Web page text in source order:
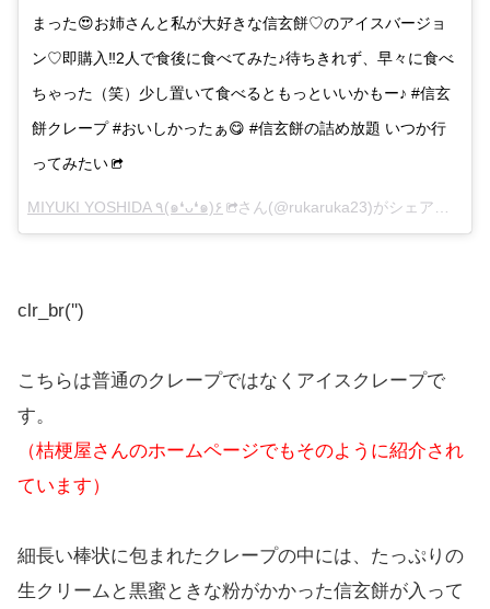
まった😍お姉さんと私が大好きな信玄餅♡のアイスバージョ
ン♡即購入‼️2人で食後に食べてみた♪待ちきれず、早々に食べ
ちゃった（笑）少し置いて食べるともっといいかもー♪ #信玄
餅クレープ #おいしかったぁ😋 #信玄餅の詰め放題 いつか行
ってみたい
MIYUKI YOSHIDA ٩(๑❛ᴗ❛๑)۶ さん(@rukaruka23)がシェアした投稿 –
clr_br('')
こちらは普通のクレープではなくアイスクレープで
す。
（桔梗屋さんのホームページでもそのように紹介され
ています）
細長い棒状に包まれたクレープの中には、たっぷりの
生クリームと黒蜜ときな粉がかかった信玄餅が入って